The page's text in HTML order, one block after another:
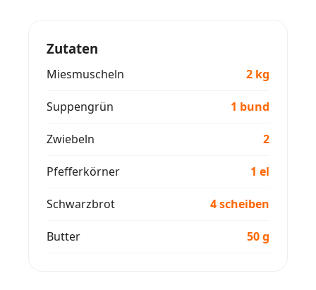
Zutaten
Miesmuscheln 2 kg
Suppengrün 1 bund
Zwiebeln 2
Pfefferkörner 1 el
Schwarzbrot 4 scheiben
Butter 50 g